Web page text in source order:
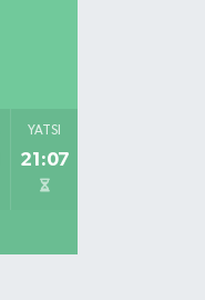
YATSI
21:07